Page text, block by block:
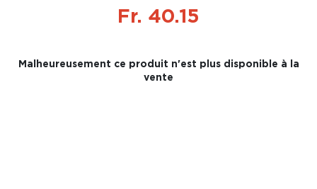
Fr. 40.15
Malheureusement ce produit n'est plus disponible à la
vente